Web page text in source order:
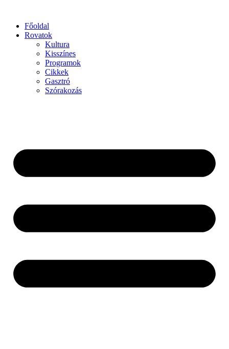
Főoldal
Rovatok
Kultura
Kisszínes
Programok
Cikkek
Gasztró
Szórakozás